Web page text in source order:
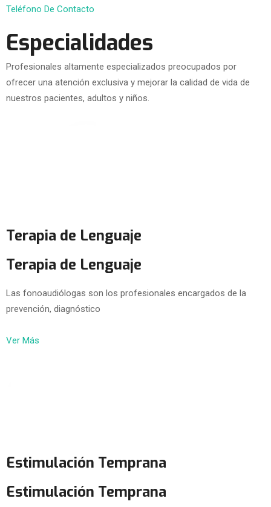
Teléfono De Contacto
Especialidades
Profesionales altamente especializados preocupados por
ofrecer una atención exclusiva y mejorar la calidad de vida de
nuestros pacientes, adultos y niños.
Terapia de Lenguaje
Terapia de Lenguaje
Las fonoaudiólogas son los profesionales encargados de la
prevención, diagnóstico
Ver Más
Estimulación Temprana
Estimulación Temprana